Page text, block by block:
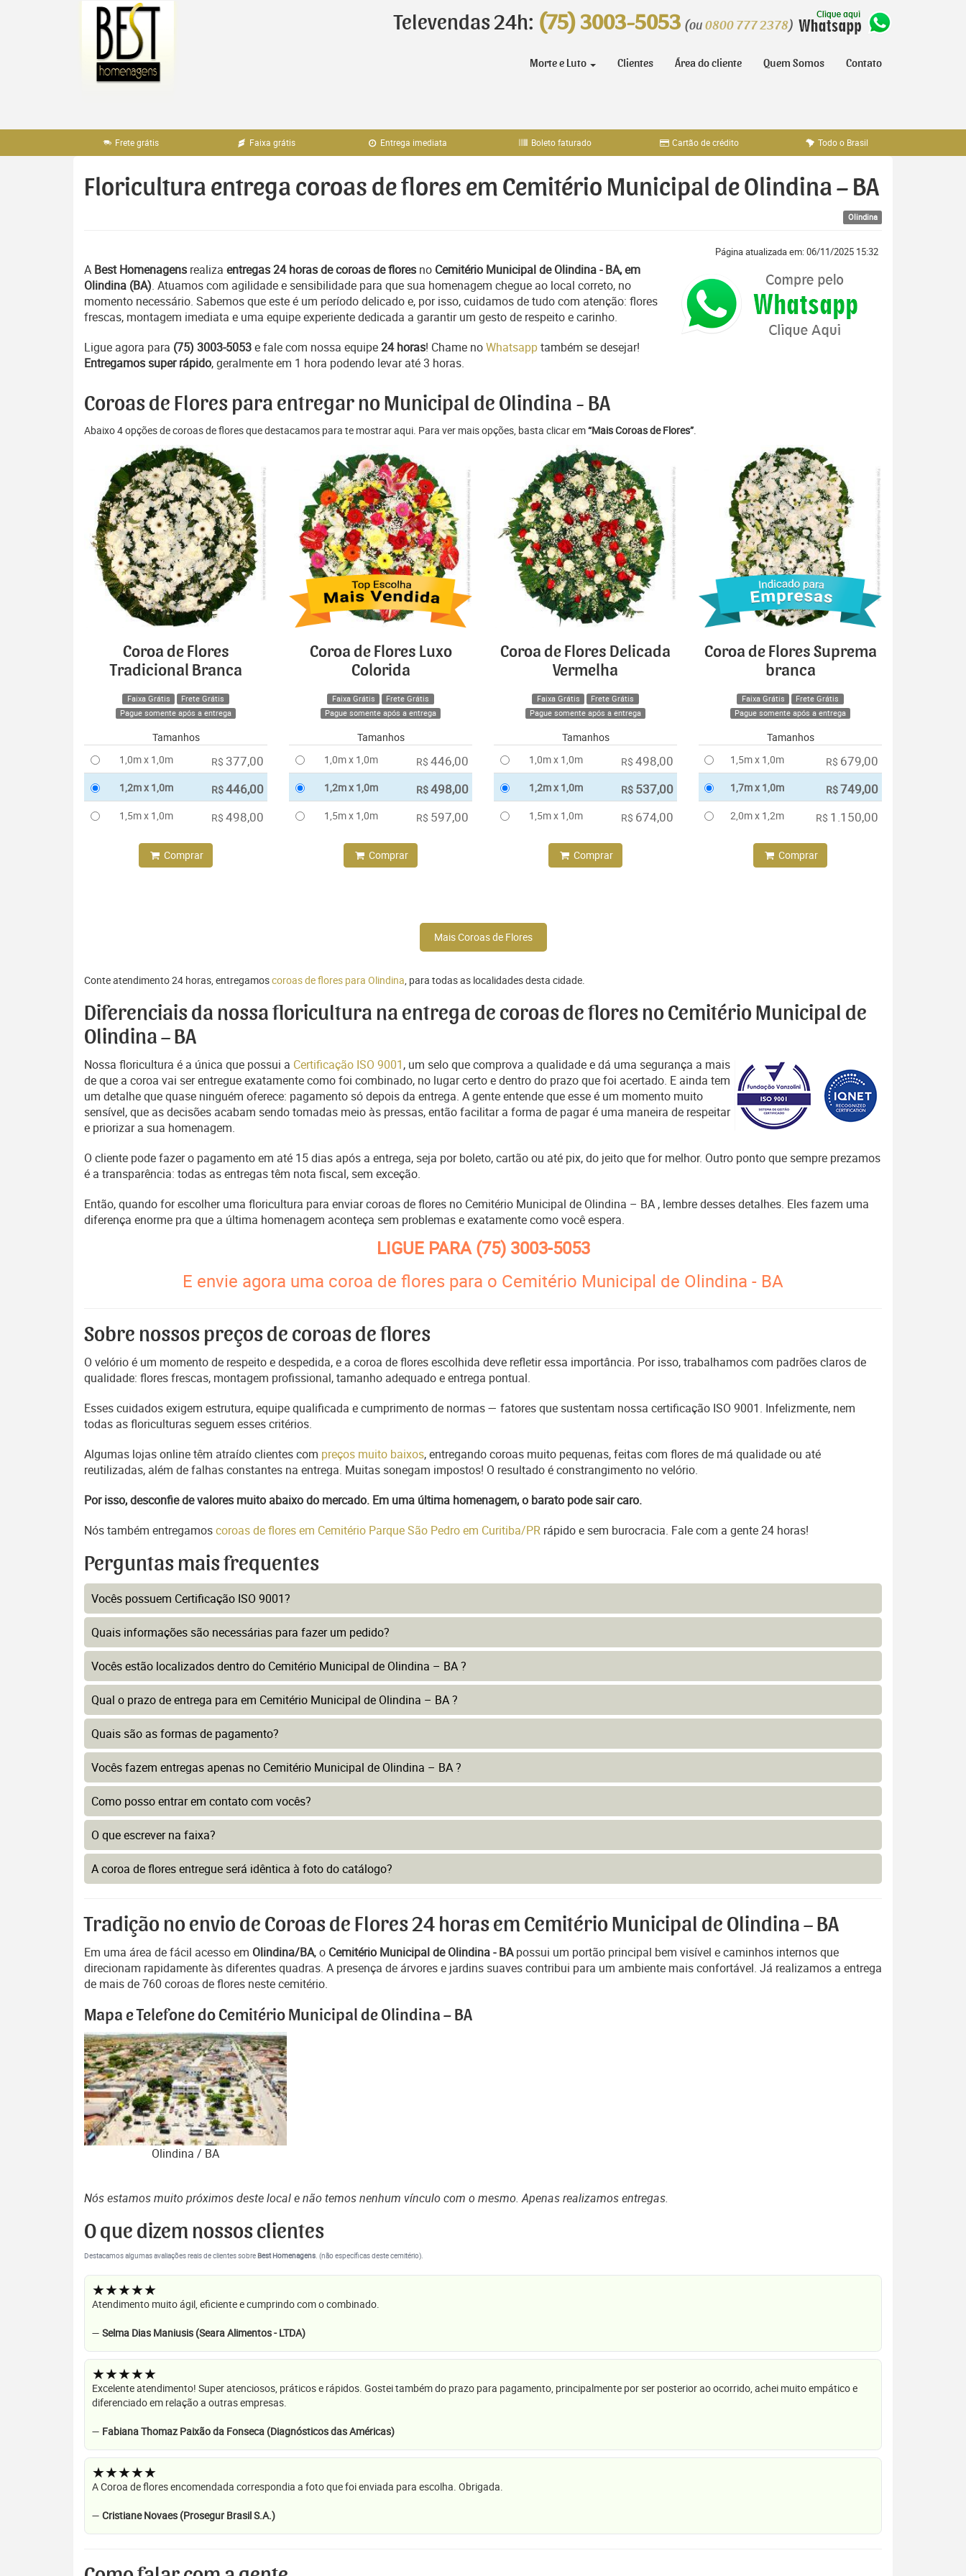
Televendas 24h: (75) 3003-5053 (ou 0800 777 2378)
Morte e Luto Clientes Área do cliente Quem Somos Contato
Frete grátis Faixa grátis Entrega imediata Boleto faturado Cartão de crédito Todo o Brasil
Floricultura entrega coroas de flores em Cemitério Municipal de Olindina – BA
Olindina
Página atualizada em: 06/11/2025 15:32
A Best Homenagens realiza entregas 24 horas de coroas de flores no Cemitério Municipal de Olindina - BA, em
Olindina (BA). Atuamos com agilidade e sensibilidade para que sua homenagem chegue ao local correto, no
momento necessário. Sabemos que este é um período delicado e, por isso, cuidamos de tudo com atenção: flores
frescas, montagem imediata e uma equipe experiente dedicada a garantir um gesto de respeito e carinho.
Ligue agora para (75) 3003-5053e fale com nossa equipe24 horas! Chame noWhatsapptambém se desejar!
Entregamos super rápido, geralmente em 1 hora podendo levar até 3 horas.
Coroas de Flores para entregar no Municipal de Olindina - BA
Abaixo 4 opções de coroas de flores que destacamos para te mostrar aqui. Para ver mais opções, basta clicar em“Mais Coroas de Flores”.
Coroa de Flores
Tradicional Branca
Faixa Grátis
Frete Grátis
Pague somente após a entrega
Tamanhos
1,0m x 1,0m
R$ 377,00
1,2m x 1,0m R$446,00
1,5m x 1,0m R$ 498,00
Comprar
Coroa de Flores Luxo
Colorida
Faixa Grátis
Frete Grátis
Pague somente após a entrega
Tamanhos
1,0m x 1,0m
R$ 446,00
1,2m x 1,0m R$498,00
1,5m x 1,0m R$ 597,00
Comprar
Coroa de Flores Delicada
Vermelha
Faixa Grátis
Frete Grátis
Pague somente após a entrega
Tamanhos
1,0m x 1,0m
R$ 498,00
1,2m x 1,0m R$ 537,00
1,5m x 1,0m R$ 674,00
Comprar
Coroa de Flores Suprema
branca
Faixa Grátis
Frete Grátis
Pague somente após a entrega
Tamanhos
1,5m x 1,0m
R$ 679,00
1,7m x 1,0m R$749,00
2,0m x 1,2m R$ 1.150,00
Comprar
Mais Coroas de Flores
Conte atendimento 24 horas, entregamoscoroas de flores para Olindina, para todas as localidades desta cidade.
Diferenciais da nossa floricultura na entrega de coroas de flores no Cemitério Municipal de
Olindina – BA
Nossa floricultura é a única que possui a Certificação ISO 9001, um selo que comprova a qualidade e dá uma segurança a mais
de que a coroa vai ser entregue exatamente como foi combinado, no lugar certo e dentro do prazo que foi acertado. E ainda tem
um detalhe que quase ninguém oferece: pagamento só depois da entrega. A gente entende que esse é um momento muito
sensível, que as decisões acabam sendo tomadas meio às pressas, então facilitar a forma de pagar é uma maneira de respeitar
e priorizar a sua homenagem.
O cliente pode fazer o pagamento em até 15 dias após a entrega, seja por boleto, cartão ou até pix, do jeito que for melhor. Outro ponto que sempre prezamos
é a transparência: todas as entregas têm nota fiscal, sem exceção.
Então, quando for escolher uma floricultura para enviar coroas de flores no Cemitério Municipal de Olindina – BA , lembre desses detalhes. Eles fazem uma
diferença enorme pra que a última homenagem aconteça sem problemas e exatamente como você espera.
LIGUE PARA(75) 3003-5053
E envie agora uma coroa de flores para o Cemitério Municipal de Olindina - BA
Sobre nossos preços de coroas de flores
O velório é um momento de respeito e despedida, e a coroa de flores escolhida deve refletir essa importância. Por isso, trabalhamos com padrões claros de
qualidade: flores frescas, montagem profissional, tamanho adequado e entrega pontual.
Esses cuidados exigem estrutura, equipe qualificada e cumprimento de normas — fatores que sustentam nossa certificação ISO 9001. Infelizmente, nem
todas as floriculturas seguem esses critérios.
Algumas lojas online têm atraído clientes com preços muito baixos, entregando coroas muito pequenas, feitas com flores de má qualidade ou até
reutilizadas, além de falhas constantes na entrega. Muitas sonegam impostos! O resultado é constrangimento no velório.
Por isso, desconfie de valores muito abaixo do mercado. Em uma última homenagem, o barato pode sair caro.
Nós também entregamoscoroas de flores em Cemitério Parque São Pedro em Curitiba/PR rápido e sem burocracia. Fale com a gente 24 horas!
Perguntas mais frequentes
Vocês possuem Certificação ISO 9001?
Quais informações são necessárias para fazer um pedido?
Vocês estão localizados dentro do Cemitério Municipal de Olindina – BA ?
Qual o prazo de entrega para em Cemitério Municipal de Olindina – BA ?
Quais são as formas de pagamento?
Vocês fazem entregas apenas no Cemitério Municipal de Olindina – BA ?
Como posso entrar em contato com vocês?
O que escrever na faixa?
A coroa de flores entregue será idêntica à foto do catálogo?
Tradição no envio de Coroas de Flores 24 horas em Cemitério Municipal de Olindina – BA
Em uma área de fácil acesso em Olindina/BA, o Cemitério Municipal de Olindina - BApossui um portão principal bem visível e caminhos internos que
direcionam rapidamente às diferentes quadras. A presença de árvores e jardins suaves contribui para um ambiente mais confortável. Já realizamos a entrega
de mais de 760 coroas de flores neste cemitério.
Mapa e Telefone do Cemitério Municipal de Olindina – BA
Olindina / BA
Nós estamos muito próximos deste local e não temos nenhum vínculo com o mesmo. Apenas realizamos entregas.
O que dizem nossos clientes
Destacamos algumas avaliações reais de clientes sobreBest Homenagens. (não específicas deste cemitério).
★★★★★
Atendimento muito ágil, eficiente e cumprindo com o combinado.
— Selma Dias Maniusis (Seara Alimentos - LTDA)
★★★★★
Excelente atendimento! Super atenciosos, práticos e rápidos. Gostei também do prazo para pagamento, principalmente por ser posterior ao ocorrido, achei muito empático e
diferenciado em relação a outras empresas.
— Fabiana Thomaz Paixão da Fonseca (Diagnósticos das Américas)
★★★★★
A Coroa de flores encomendada correspondia a foto que foi enviada para escolha. Obrigada.
— Cristiane Novaes (Prosegur Brasil S.A.)